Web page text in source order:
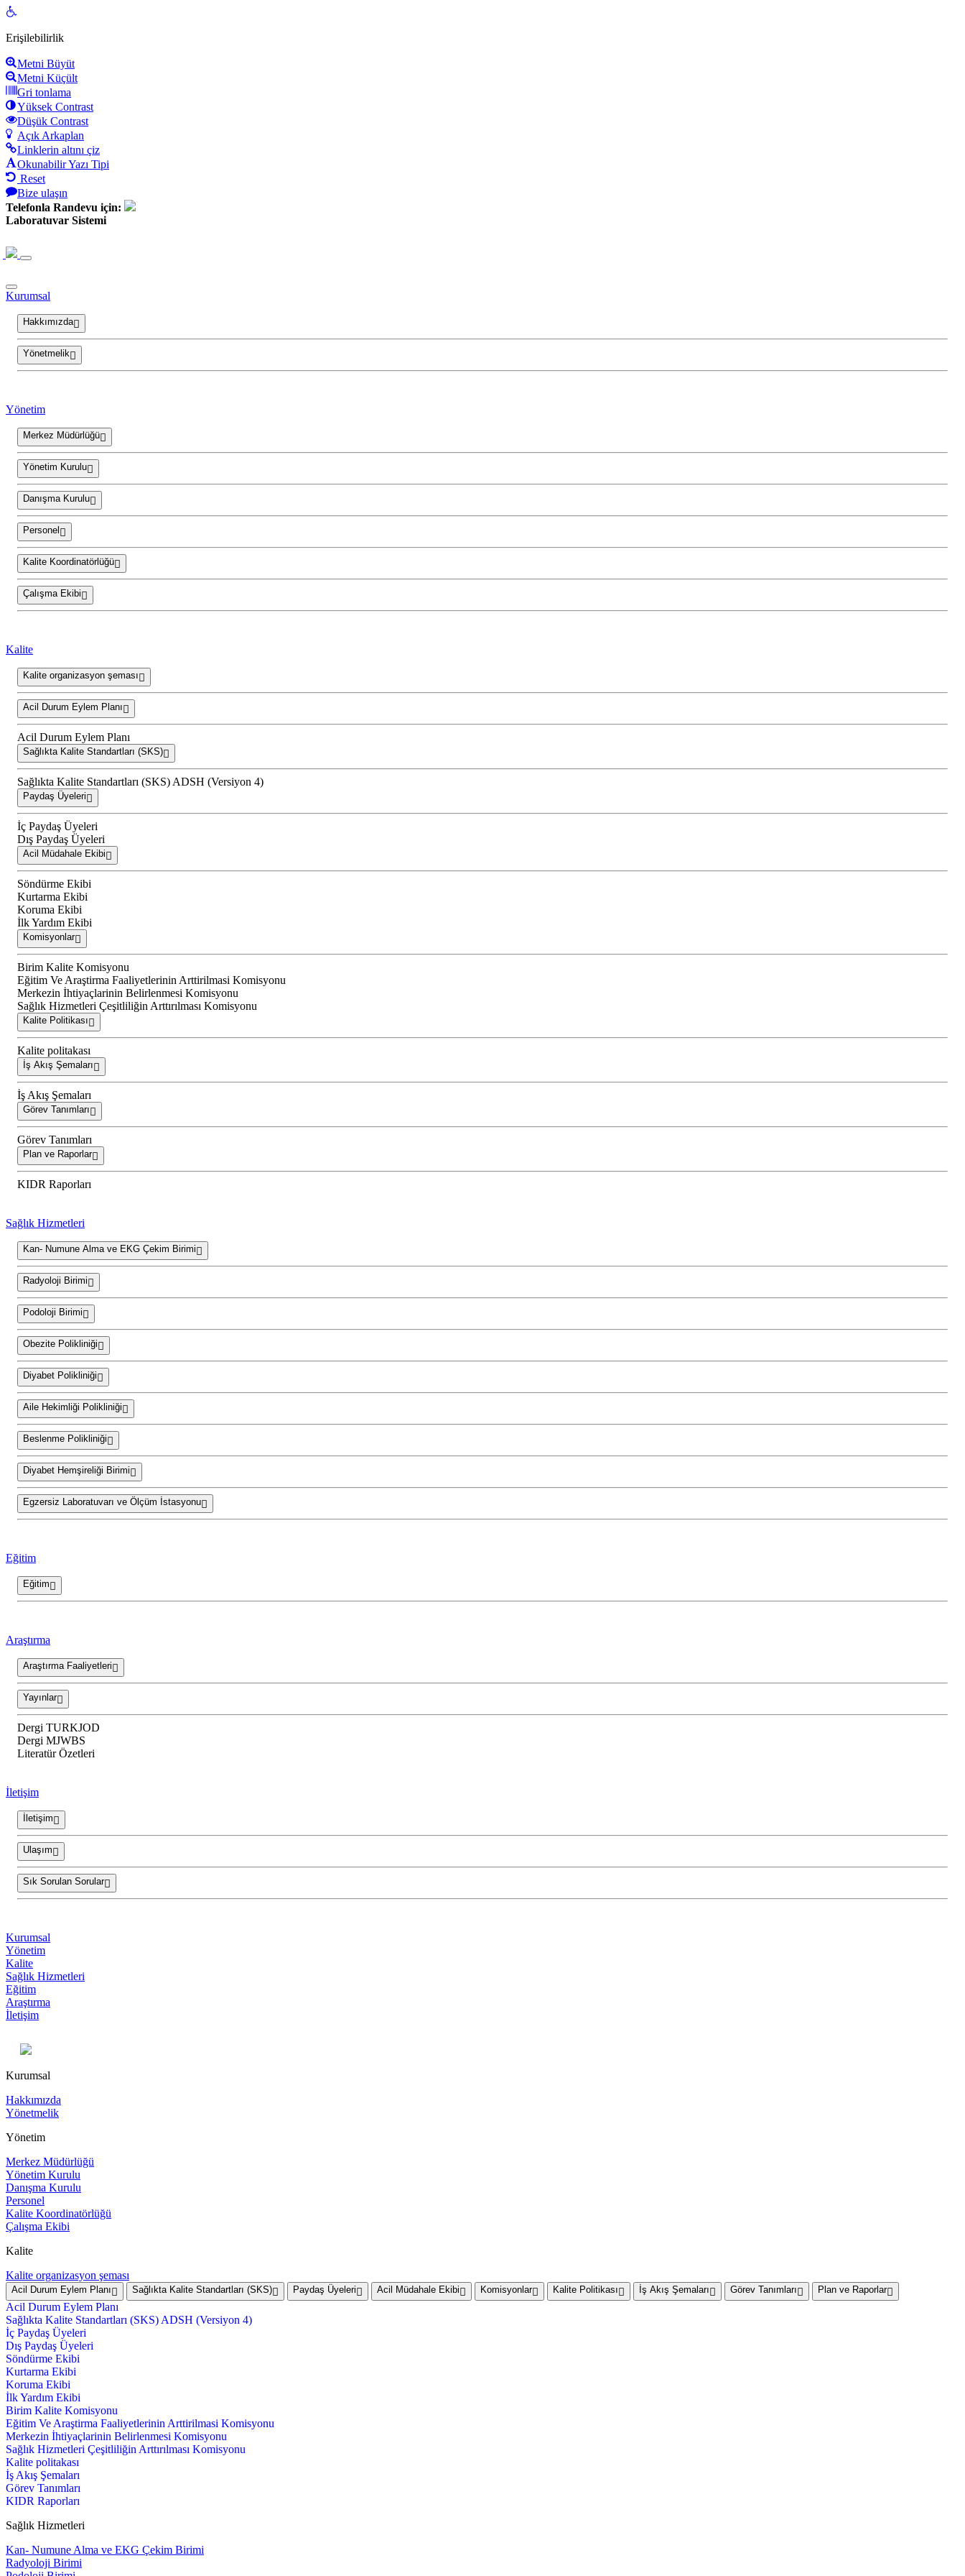
Open
Erişilebilirlik
Metni Büyüt
Metni Küçült
Gri tonlama
Yüksek Contrast
Düşük Contrast
Açık Arkaplan
Linklerin altını çiz
Okunabilir Yazı Tipi
Reset
Bize ulaşın
Telefonla Randevu için:
Laboratuvar Sistemi
Kurumsal
Hakkımızda
Yönetmelik
Yönetim
Merkez Müdürlüğü
Yönetim Kurulu
Danışma Kurulu
Personel
Kalite Koordinatörlüğü
Çalışma Ekibi
Kalite
Kalite organizasyon şeması
Acil Durum Eylem Planı
Acil Durum Eylem Planı
Sağlıkta Kalite Standartları (SKS)
Sağlıkta Kalite Standartları (SKS) ADSH (Versiyon 4)
Paydaş Üyeleri
İç Paydaş Üyeleri
Dış Paydaş Üyeleri
Acil Müdahale Ekibi
Söndürme Ekibi
Kurtarma Ekibi
Koruma Ekibi
İlk Yardım Ekibi
Komisyonlar
Birim Kalite Komisyonu
Eğitim Ve Araştirma Faaliyetlerinin Arttirilmasi Komisyonu
Merkezin İhtiyaçlarinin Belirlenmesi Komisyonu
Sağlık Hizmetleri Çeşitliliğin Arttırılması Komisyonu
Kalite Politikası
Kalite politakası
İş Akış Şemaları
İş Akış Şemaları
Görev Tanımları
Görev Tanımları
Plan ve Raporlar
KIDR Raporları
Sağlık Hizmetleri
Kan- Numune Alma ve EKG Çekim Birimi
Radyoloji Birimi
Podoloji Birimi
Obezite Polikliniği
Diyabet Polikliniği
Aile Hekimliği Polikliniği
Beslenme Polikliniği
Diyabet Hemşireliği Birimi
Egzersiz Laboratuvarı ve Ölçüm İstasyonu
Eğitim
Eğitim
Araştırma
Araştırma Faaliyetleri
Yayınlar
Dergi TURKJOD
Dergi MJWBS
Literatür Özetleri
İletişim
İletişim
Ulaşım
Sık Sorulan Sorular
Kurumsal
Yönetim
Kalite
Sağlık Hizmetleri
Eğitim
Araştırma
İletişim
Kurumsal
Hakkımızda
Yönetmelik
Yönetim
Merkez Müdürlüğü
Yönetim Kurulu
Danışma Kurulu
Personel
Kalite Koordinatörlüğü
Çalışma Ekibi
Kalite
Kalite organizasyon şeması
Acil Durum Eylem Planı Sağlıkta Kalite Standartları (SKS) Paydaş Üyeleri Acil Müdahale Ekibi Komisyonlar Kalite Politikası İş Akış Şemaları Görev Tanımları Plan ve Raporlar
Acil Durum Eylem Planı
Sağlıkta Kalite Standartları (SKS) ADSH (Versiyon 4)
İç Paydaş Üyeleri
Dış Paydaş Üyeleri
Söndürme Ekibi
Kurtarma Ekibi
Koruma Ekibi
İlk Yardım Ekibi
Birim Kalite Komisyonu
Eğitim Ve Araştirma Faaliyetlerinin Arttirilmasi Komisyonu
Merkezin İhtiyaçlarinin Belirlenmesi Komisyonu
Sağlık Hizmetleri Çeşitliliğin Arttırılması Komisyonu
Kalite politakası
İş Akış Şemaları
Görev Tanımları
KIDR Raporları
Sağlık Hizmetleri
Kan- Numune Alma ve EKG Çekim Birimi
Radyoloji Birimi